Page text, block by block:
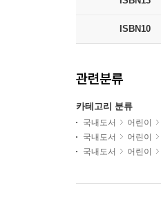
ISBN10
관련분류
카테고리 분류
국내도서 어린이
국내도서
어린이
국내도서
어린이